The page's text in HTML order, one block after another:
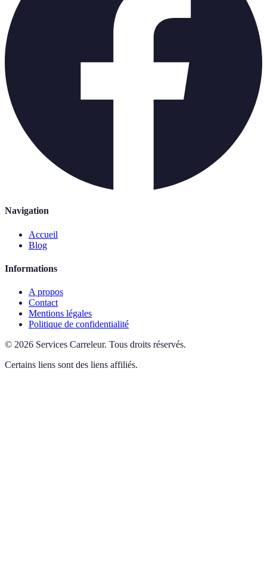
Navigation
Accueil
Blog
Informations
A propos
Contact
Mentions légales
Politique de confidentialité
© 2026 Services Carreleur. Tous droits réservés.
Certains liens sont des liens affiliés.